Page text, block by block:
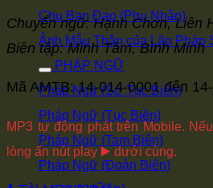
Chu Ban Đạo (Phu Nhân)
Ảnh Mẫu Thân của Lão Pháp
PHÁP NGỮ
Pháp Ngữ (Sơ Tục Biên)
Pháp Ngữ (Tục Biên)
Pháp Ngữ (Tam Biên)
Pháp Ngữ (Đoản Biên)
Chuyển ngữ: Hạnh Chơn, Liên
Biên tập: Minh Tâm, Bình Minh
Mã AMTB: 14-014-0001 đến
MP3 tự động phát trên Mobile.
lòng ấn nút play ▶️ dưới cùng.